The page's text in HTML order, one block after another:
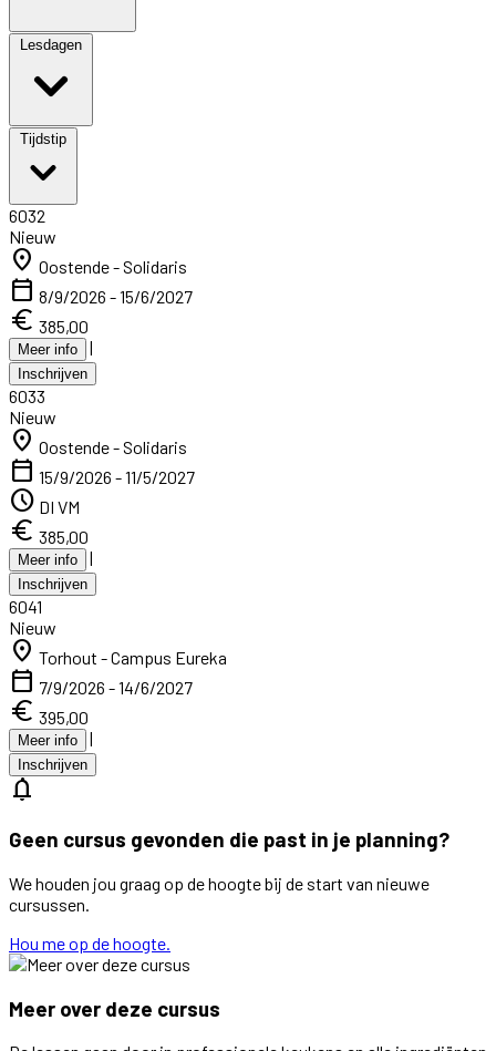
Lesdagen
Tijdstip
6032
Nieuw
location_on Oostende - Solidaris
calendar_today 8/9/2026 - 15/6/2027
euro 385,00
Meer info |
Inschrijven
6033
Nieuw
location_on Oostende - Solidaris
calendar_today 15/9/2026 - 11/5/2027
schedule DI VM
euro 385,00
Meer info |
Inschrijven
6041
Nieuw
location_on Torhout - Campus Eureka
calendar_today 7/9/2026 - 14/6/2027
euro 395,00
Meer info |
Inschrijven
notifications
Geen cursus gevonden die past in je planning?
We houden jou graag op de hoogte bij de start van nieuwe
cursussen.
Hou me op de hoogte.
Meer over deze cursus